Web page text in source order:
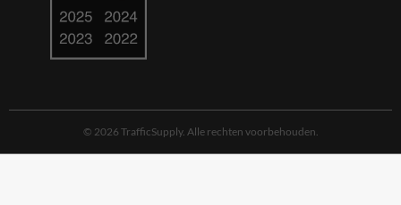
© 2026 TrafficSupply. Alle rechten voorbehouden.